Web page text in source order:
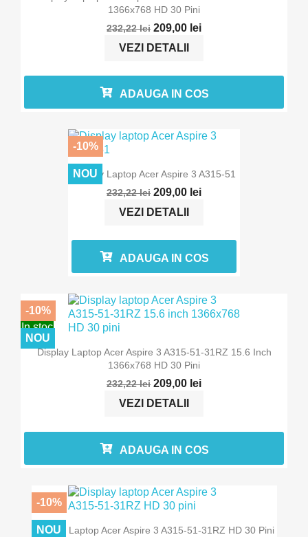
1366x768 HD 30 Pini
232,22 lei 209,00 lei
VEZI DETALII
ADAUGA IN COS
In stoc
Display Laptop Acer Aspire 3 A315-51
232,22 lei 209,00 lei
VEZI DETALII
-10%
NOU
ADAUGA IN COS
In stoc
Display Laptop Acer Aspire 3 A315-51-31RZ 15.6 Inch
1366x768 HD 30 Pini
232,22 lei 209,00 lei
VEZI DETALII
-10%
NOU
ADAUGA IN COS
In stoc
Display Laptop Acer Aspire 3 A315-51-31RZ HD 30 Pini
-10%
NOU